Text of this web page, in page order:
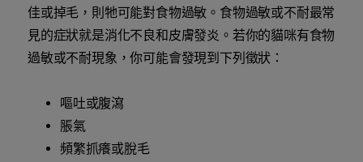
佳或掉毛，則牠可能對食物過敏。食物過敏或不耐最常
見的症狀就是消化不良和皮膚發炎。若你的貓咪有食物
過敏或不耐現象，你可能會發現到下列徵狀：
嘔吐或腹瀉
脹氣
頻繁抓癢或脫毛